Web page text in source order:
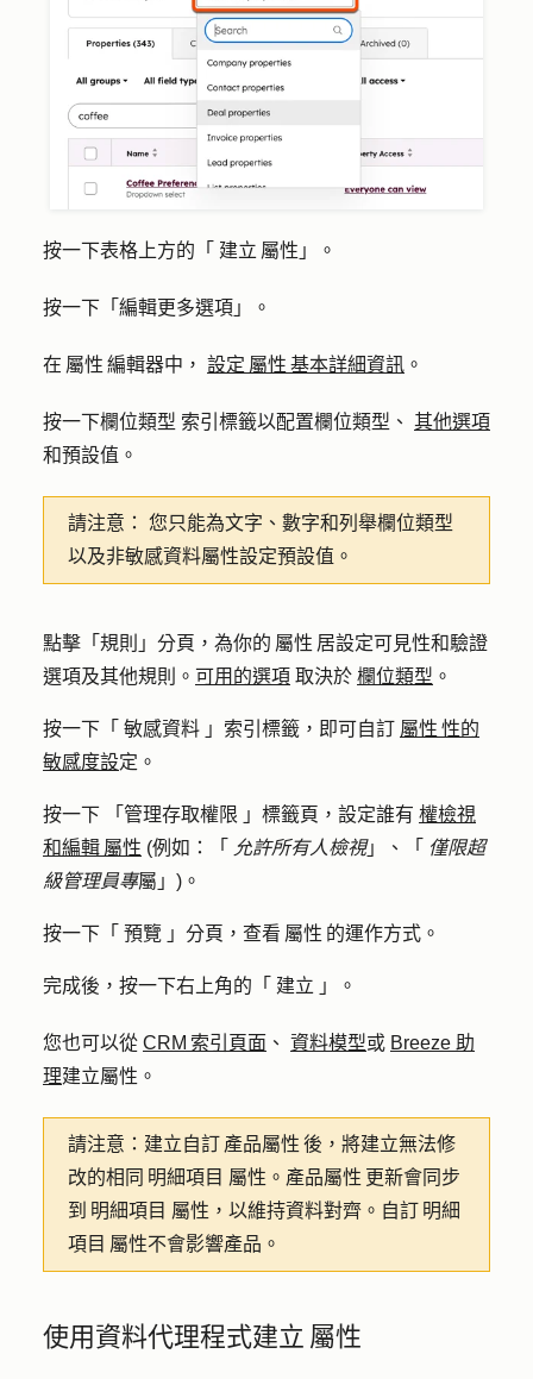
按一下表格上方的「 建立 屬性 」。
按一下 「編輯更多選項 」。
在 屬性 編輯器中， 設定 屬性 基本詳細資訊 。
按一下欄位類型 索引標籤以配置欄位類型、 其他選項
和預設值。
請注意：
您只能為文字、數字和列舉欄位類型
以及非敏感資料屬性設定預設值。
點擊「 規則 」分頁，為你的 屬性 居設定可見性和驗證
選項及其他規則。 可用的選項 取決於 欄位類型 。
按一下「 敏感資料 」索引標籤，即可自訂 屬性 性的
敏感度設定。
按一下 「管理存取權限 」標籤頁，設定誰有 權檢視
和編輯 屬性 (例如：「 允許所有人檢視」 、「 僅限超
級管理員專屬」 )。
按一下「 預覽 」分頁，查看 屬性 的運作方式。
完成後，按一下右上角的「 建立 」。
您也可以從 CRM 索引頁面 、 資料模型或 Breeze 助
理建立屬性。
請注意 ：建立自訂 產品屬性 後，將建立無法修
改的相同 明細項目 屬性。產品屬性 更新會同步
到 明細項目 屬性，以維持資料對齊。自訂 明細
項目 屬性不會影響產品。
使用資料代理程式建立 屬性